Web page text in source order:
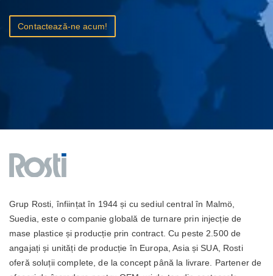
Contactează-ne acum!
Grup Rosti, înființat în 1944 și cu sediul central în Malmö,
Suedia, este o companie globală de turnare prin injecție de
mase plastice și producție prin contract. Cu peste 2.500 de
angajați și unități de producție în Europa, Asia și SUA, Rosti
oferă soluții complete, de la concept până la livrare. Partener de